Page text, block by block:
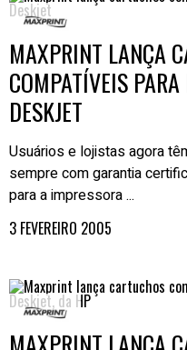
MAXPRINT LANÇA
COMPATÍVEIS
DESKJET
Usuários e lojistas agora
sempre com garantia
para a impressora ...
3 FEVEREIRO 2005